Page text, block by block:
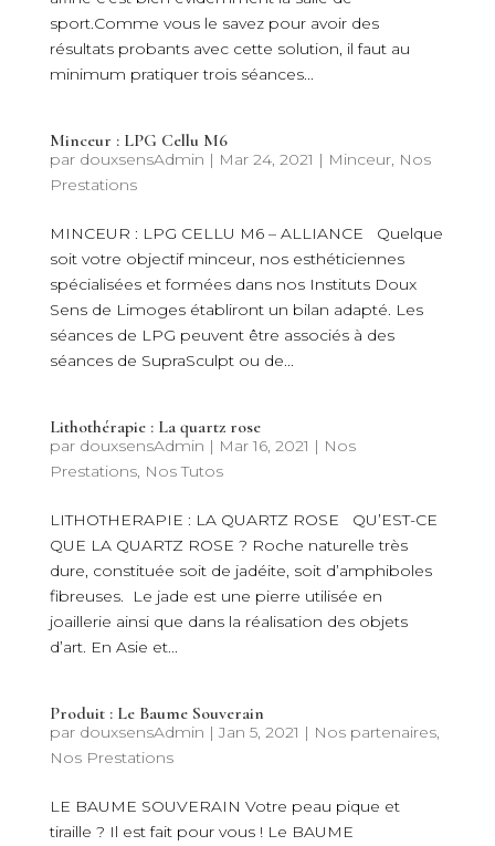
sport.Comme vous le savez pour avoir des
résultats probants avec cette solution, il faut au
minimum pratiquer trois séances...
Minceur : LPG Cellu M6
par douxsensAdmin | Mar 24, 2021 | Minceur, Nos
Prestations
MINCEUR : LPG CELLU M6 – ALLIANCE Quelque
soit votre objectif minceur, nos esthéticiennes
spécialisées et formées dans nos Instituts Doux
Sens de Limoges établiront un bilan adapté. Les
séances de LPG peuvent être associés à des
séances de SupraSculpt ou de...
Lithothérapie : La quartz rose
par douxsensAdmin | Mar 16, 2021 | Nos
Prestations, Nos Tutos
LITHOTHERAPIE : LA QUARTZ ROSE QU’EST-CE
QUE LA QUARTZ ROSE ? Roche naturelle très
dure, constituée soit de jadéite, soit d’amphiboles
fibreuses. Le jade est une pierre utilisée en
joaillerie ainsi que dans la réalisation des objets
d’art. En Asie et...
Produit : Le Baume Souverain
par douxsensAdmin |Jan 5, 2021 | Nos partenaires,
Nos Prestations
LE BAUME SOUVERAIN Votre peau pique et
tiraille ? Il est fait pour vous ! Le BAUME